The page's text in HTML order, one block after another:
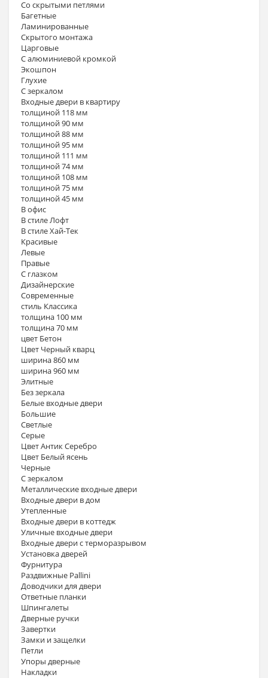
Со скрытыми петлями
Багетные
Ламинированные
Скрытого монтажа
Царговые
С алюминиевой кромкой
Экошпон
Глухие
С зеркалом
Входные двери в квартиру
толщиной 118 мм
толщиной 90 мм
толщиной 88 мм
толщиной 95 мм
толщиной 111 мм
толщиной 74 мм
толщиной 108 мм
толщиной 75 мм
толщиной 45 мм
В офис
В стиле Лофт
В стиле Хай-Тек
Красивые
Левые
Правые
С глазком
Дизайнерские
Современные
стиль Классика
толщина 100 мм
толщина 70 мм
цвет Бетон
Цвет Черный кварц
ширина 860 мм
ширина 960 мм
Элитные
Без зеркала
Белые входные двери
Большие
Светлые
Серые
Цвет Антик Серебро
Цвет Белый ясень
Черные
С зеркалом
Металлические входные двери
Входные двери в дом
Утепленные
Входные двери в коттедж
Уличные входные двери
Входные двери с терморазрывом
Установка дверей
Фурнитура
Раздвижные Pallini
Доводчики для двери
Ответные планки
Шпингалеты
Дверные ручки
Завертки
Замки и защелки
Петли
Упоры дверные
Накладки